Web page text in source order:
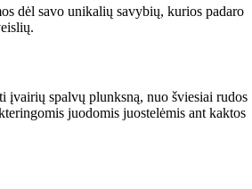
dėl savo unikalių savybių, kurios padaro
įvairių spalvų plunksną, nuo šviesiai rudos
juodomis juostelėmis ant kaktos